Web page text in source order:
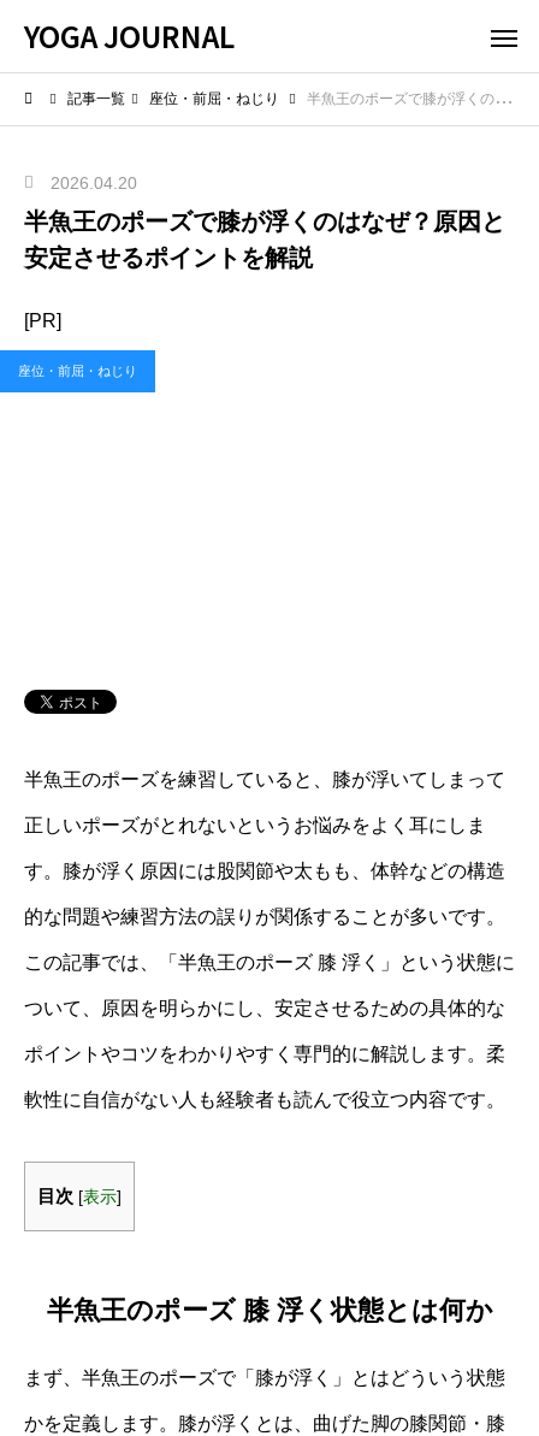
YOGA JOURNAL
記事一覧 座位・前屈・ねじり 半魚王のポーズで膝が浮くのはなぜ？原因と安定させるポイントを解説
2026.04.20
半魚王のポーズで膝が浮くのはなぜ？原因と
安定させるポイントを解説
[PR]
座位・前屈・ねじり
半魚王のポーズを練習していると、膝が浮いてしまって
正しいポーズがとれないというお悩みをよく耳にしま
す。膝が浮く原因には股関節や太もも、体幹などの構造
的な問題や練習方法の誤りが関係することが多いです。
この記事では、「半魚王のポーズ 膝 浮く」という状態に
ついて、原因を明らかにし、安定させるための具体的な
ポイントやコツをわかりやすく専門的に解説します。柔
軟性に自信がない人も経験者も読んで役立つ内容です。
目次 [表示]
半魚王のポーズ 膝 浮く状態とは何か
まず、半魚王のポーズで「膝が浮く」とはどういう状態
かを定義します。膝が浮くとは、曲げた脚の膝関節・膝